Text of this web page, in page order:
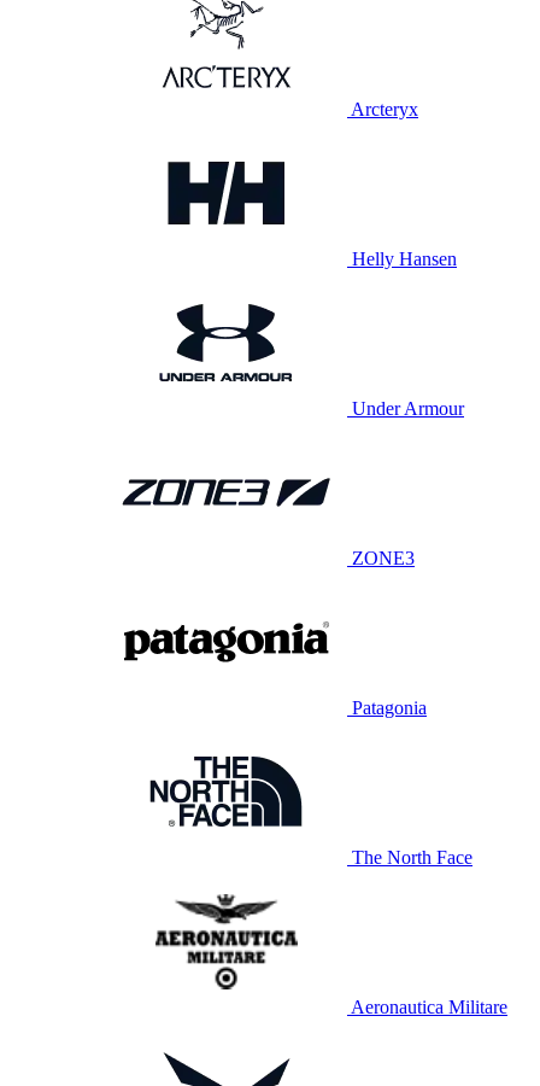
Arcteryx
Helly Hansen
Under Armour
ZONE3
Patagonia
The North Face
Aeronautica Militare